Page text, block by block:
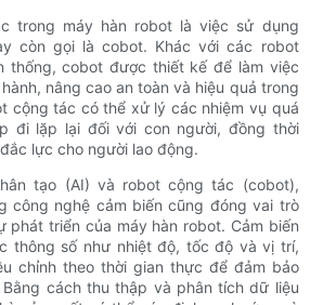
trong máy hàn robot là việc sử dụng
còn gọi là cobot. Khác với các robot
thống, cobot được thiết kế để làm việc
nâng cao an toàn và hiệu quả trong
cộng tác có thể xử lý các nhiệm vụ quá
đi lặp lại đối với con người, đồng thời
lực cho người lao động.
tạo (AI) và robot cộng tác (cobot),
công nghệ cảm biến cũng đóng vai trò
phát triển của máy hàn robot. Cảm biến
thông số như nhiệt độ, tốc độ và vị trí,
chỉnh theo thời gian thực để đảm bảo
cách thu thập và phân tích dữ liệu